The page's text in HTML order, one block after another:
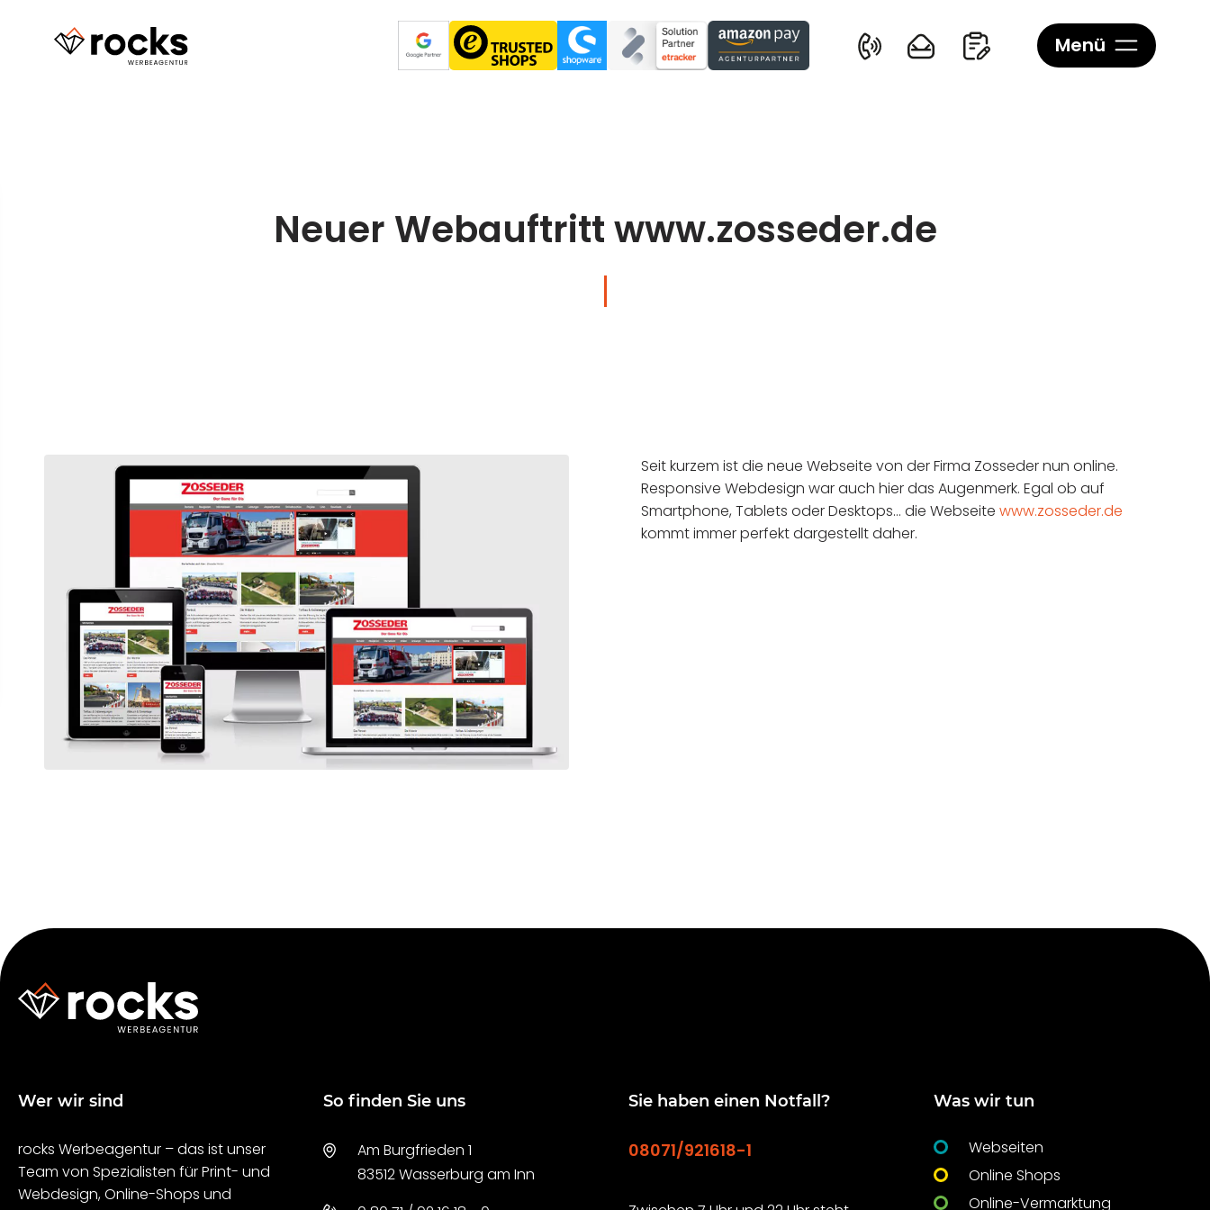
Menü
Neuer Webauftritt www.zosseder.de
Seit kurzem ist die neue Webseite von der Firma Zosseder nun online.
Responsive Webdesign war auch hier das Augenmerk. Egal ob auf
Smartphone, Tablets oder Desktops… die Webseite www.zosseder.de
kommt immer perfekt dargestellt daher.
Wer wir sind
rocks Werbeagentur – das ist unser
Team von Spezialisten für Print- und
Webdesign, Online-Shops und
So finden Sie uns
Am Burgfrieden 1
83512 Wasserburg am Inn
Sie haben einen Notfall?
08071/921618-1
Was wir tun
Webseiten
Online Shops
Online-Vermarktung